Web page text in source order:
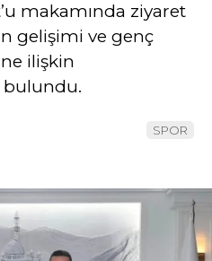
WhatsApp
makamında ziyaret
gelişimi ve genç
ilişkin
SPOR